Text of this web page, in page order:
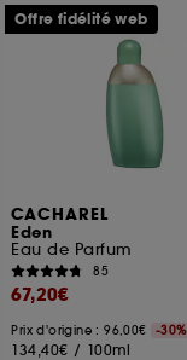
CACHAREL
Eden
Eau de Parfum
85
67,20€
Prix d'origine : 96,00€ -30%
134,40€ / 100ml
Offre fidélité web